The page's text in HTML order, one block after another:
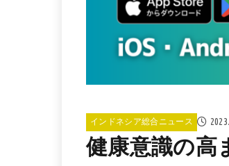
インドネシア総合ニュース
健康意識の高